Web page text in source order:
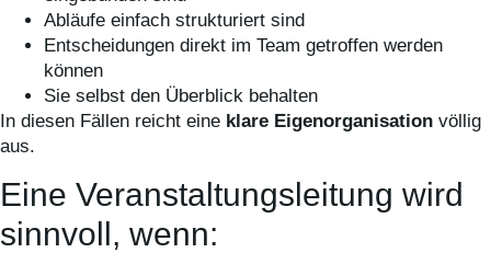
Abläufe einfach strukturiert sind
Entscheidungen direkt im Team getroffen werden
können
Sie selbst den Überblick behalten
In diesen Fällen reicht eine klare Eigenorganisation völlig
aus.
Eine Veranstaltungsleitung wird
sinnvoll, wenn: